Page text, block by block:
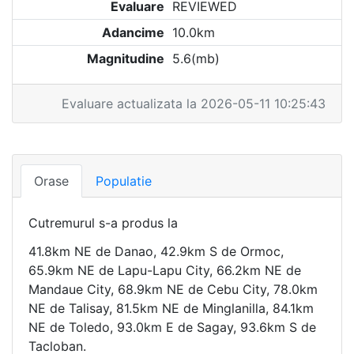
Evaluare REVIEWED
Adancime 10.0km
Magnitudine 5.6(mb)
Evaluare actualizata la 2026-05-11 10:25:43
Orase Populatie
Cutremurul s-a produs la
41.8km NE de Danao, 42.9km S de Ormoc,
65.9km NE de Lapu-Lapu City, 66.2km NE de
Mandaue City, 68.9km NE de Cebu City, 78.0km
NE de Talisay, 81.5km NE de Minglanilla, 84.1km
NE de Toledo, 93.0km E de Sagay, 93.6km S de
Tacloban.